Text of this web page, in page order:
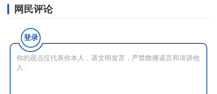
网民评论
登录